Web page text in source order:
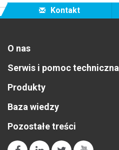
Kontakt
O nas
Serwis i pomoc techniczna
Produkty
Baza wiedzy
Pozostałe treści